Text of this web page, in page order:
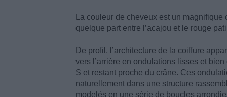
La couleur de cheveux est un
quelque part entre l’acajou et le rouge
De profil, l’architecture de la coiffure
vers l’arrière en ondulations lisses et
S et restant proche du crâne. Ces
naturellement dans une structure
modelés en une série de boucles